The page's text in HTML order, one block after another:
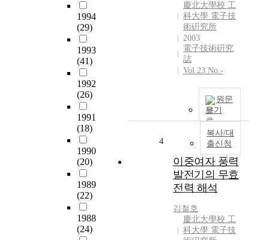
1994
(29)
1993
(41)
1992
(26)
1991
(18)
1990
(20)
1989
(22)
1988
(24)
i
慶北大學校 工
科大學 電子技
術硏究所
2003
電子技術硏究
誌
Vol.23 No.-
원문
보기
복사/대
출신청
4
이중여자 풍력
발전기의 무효
전력 해석
김철호
慶北大學校 工
科大學 電子技